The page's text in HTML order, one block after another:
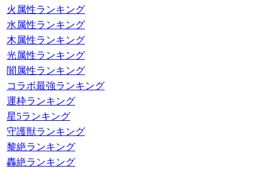
火属性ランキング
水属性ランキング
木属性ランキング
光属性ランキング
闇属性ランキング
コラボ最強ランキング
運枠ランキング
星5ランキング
守護獣ランキング
黎絶ランキング
轟絶ランキング